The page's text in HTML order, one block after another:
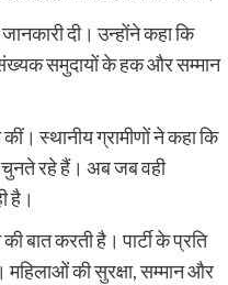
दी। उन्होंने कहा कि
समुदायों के हक और सम्मान
स्थानीय ग्रामीणों ने कहा कि
चुनते रहे हैं। अब जब वही
है।
बात करती है। पार्टी के प्रति
महिलाओं की सुरक्षा, सम्मान और